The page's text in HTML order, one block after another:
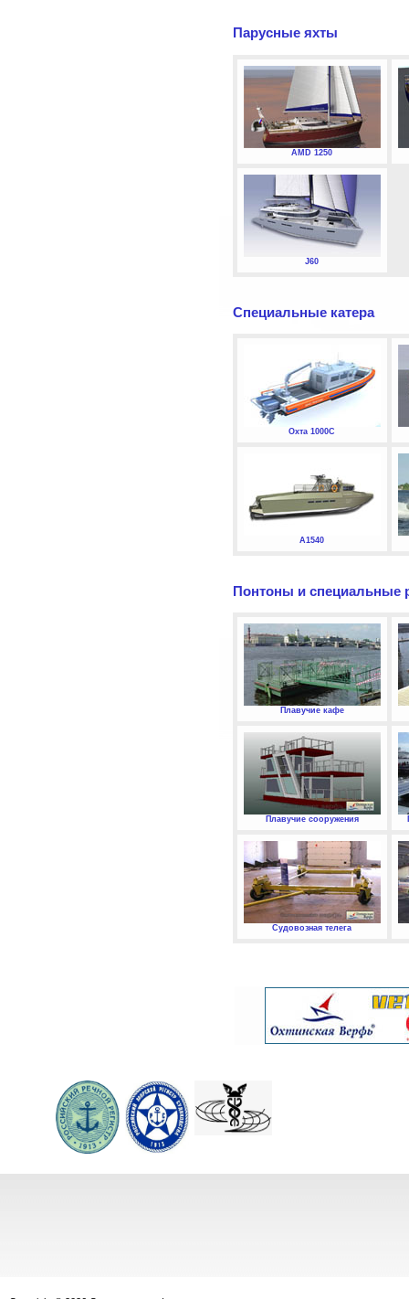
Парусные яхты
AMD 1250
J60
Специальные катера
Охта 1000С
А1540
Понтоны и специальные
Плавучие кафе
Плавучие сооружения
Судовозная телега